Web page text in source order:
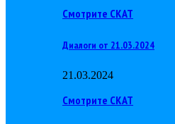
Смотрите СКАТ
Диалоги от 21.03.2024
21.03.2024
Смотрите СКАТ